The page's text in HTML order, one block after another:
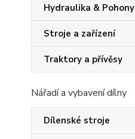
Hydraulika & Pohony
Stroje a zařízení
Traktory a přívěsy
Nářadí a vybavení dílny
Dílenské stroje